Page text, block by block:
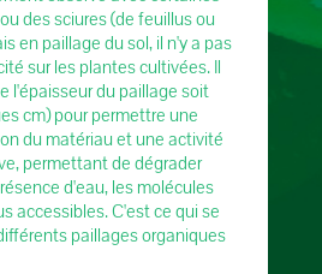
des sciures (de feuillus ou
en paillage du sol, il n'y a pas
sur les plantes cultivées. Il
l'épaisseur du paillage soit
cm) pour permettre une
du matériau et une activité
permettant de dégrader
d'eau, les molécules
accessibles. C'est ce qui se
paillages organiques